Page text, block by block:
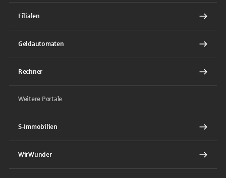
Filialen
Geldautomaten
Rechner
Weitere Portale
S-Immobilien
WirWunder